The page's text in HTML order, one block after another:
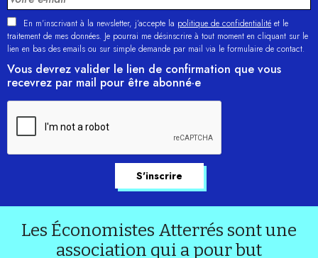
En m'inscrivant à la newsletter, j’accepte la politique de confidentialité et le
traitement de mes données. Je pourrai me désinscrire à tout moment en cliquant sur le
lien en bas des emails ou sur simple demande par mail via le formulaire de contact.
Vous devrez valider le lien de confirmation que vous
recevrez par mail pour être abonné·e
Les Économistes Atterrés sont une
association qui a pour but